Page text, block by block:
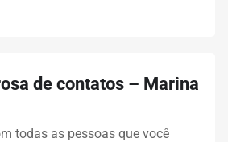
de contatos – Marina
todas as pessoas que você